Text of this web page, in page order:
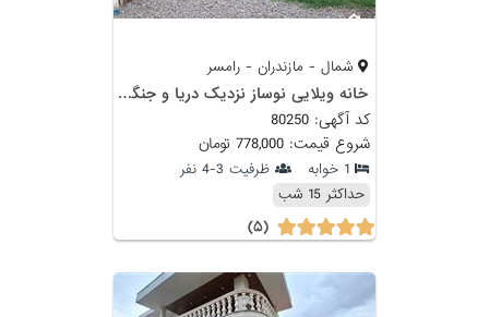
شمال - مازندران - رامسر
خانه ویلایی نوساز نزدیک دریا و جنگل در رامسر
کد آگهی: 80250
شروع قیمت: 778,000 تومان
1 خوابه
ظرفیت 3-4 نفر
حداکثر 15 شب
(۵)